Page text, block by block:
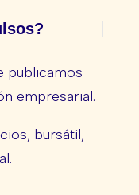
publicamos
empresarial.
bursátil,